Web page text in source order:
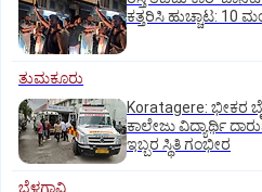
ಕತ್ತರಿಸಿ ಹುಚ್ಚಾಟ:
ತುಮಕೂರು
Koratagere: ಭೀಕರ
ಕಾಲೇಜು ವಿದ್ಯಾರ್ಥಿ
ಇಬ್ಬರ ಸ್ಥಿತಿ ಗಂಭೀರ
ಬೆಳಗಾವಿ